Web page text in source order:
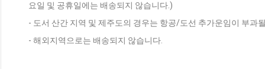
요일 및 공휴일에는 배송되지 않습니다.)
- 도서 산간 지역 및 제주도의 경우는 항공/도선 추가운임이 부과
- 해외지역으로는 배송되지 않습니다.